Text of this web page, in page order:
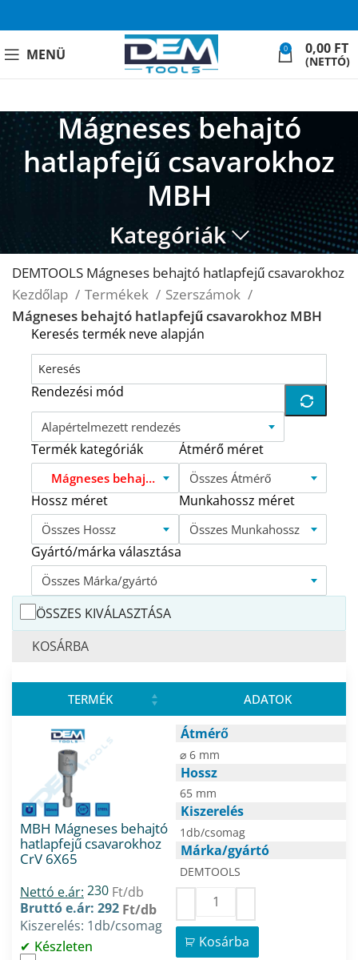
MENÜ 0 0,00 FT
(NETTÓ)
Mágneses behajtó
hatlapfejű csavarokhoz
MBH
Kategóriák
DEMTOOLS Mágneses behajtó hatlapfejű csavarokhoz
Kezdőlap
Termékek
Szerszámok
Mágneses behajtó hatlapfejű csavarokhoz MBH
Keresés termék neve alapján
Rendezési mód
Alapértelmezett rendezés
Termék kategóriák
Mágneses behajtó hatlapfejű csavarokhoz MBH
Átmérő méret
Összes Átmérő
Hossz méret
Összes Hossz
Munkahossz méret
Összes Munkahossz
Gyártó/márka választása
Összes Márka/gyártó
ÖSSZES KIVÁLASZTÁSA
KOSÁRBA
TERMÉK ADATOK
MBH Mágneses behajtó
hatlapfejű csavarokhoz
CrV 6X65
Nettó e.ár: 230 Ft/db
Bruttó e.ár: 292 Ft/db
Kiszerelés: 1db/csomag
Készleten
Átmérő
⌀ 6 mm
Hossz
65 mm
Kiszerelés
1db/csomag
Márka/gyártó
DEMTOOLS
Kosárba